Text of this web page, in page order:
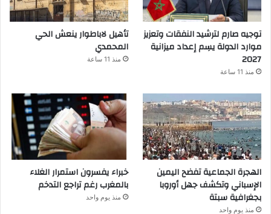
توجيه صارم لترشيد النفقات وتعزيز
موارد الدولة يسِم إعداد ميزانية
2027
منذ 11 ساعة
تأهيل لاباطوار ينعش الحي
المحمدي
منذ 11 ساعة
الهجرة الجماعية تفضح اليمين
الإسباني وتكشف جهل أوروبا
بجغرافية سبتة
منذ يوم واحد
خبراء يفسرون استمرار الغلاء
بالمغرب رغم تراجع التدخم
منذ يوم واحد